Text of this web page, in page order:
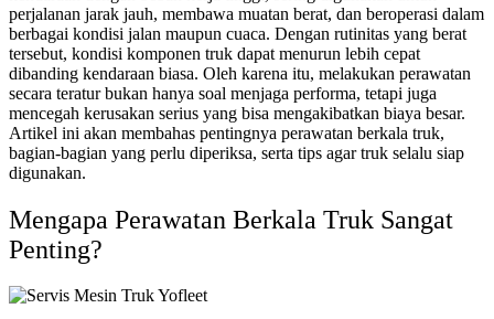
perjalanan jarak jauh, membawa muatan berat, dan beroperasi dalam
berbagai kondisi jalan maupun cuaca. Dengan rutinitas yang berat
tersebut, kondisi komponen truk dapat menurun lebih cepat
dibanding kendaraan biasa. Oleh karena itu, melakukan perawatan
secara teratur bukan hanya soal menjaga performa, tetapi juga
mencegah kerusakan serius yang bisa mengakibatkan biaya besar.
Artikel ini akan membahas pentingnya perawatan berkala truk,
bagian-bagian yang perlu diperiksa, serta tips agar truk selalu siap
digunakan.
Mengapa Perawatan Berkala Truk Sangat
Penting?